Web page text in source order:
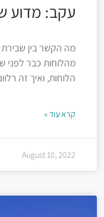
עקב: מדוע
מה הקשר בין שבירת
מהלוחות כבר לפני
הלוחות, ואיך זה
קרא עוד »
August 10, 2022